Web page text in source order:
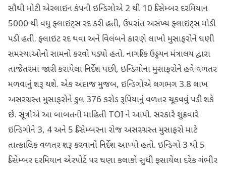
સૌથી મોટી એરલાઇન કંપની ઇન્ડિગોએ 2 થી 10 ડિસેમ્બર દરમિયાન
5000 થી વધુ ફ્લાઇટ્સ રદ કરી હતી, ઉપરાંત અસંખ્ય ફ્લાઇટ્સ મોડી
પડી હતી. ફ્લાઇટ રદ થવા અને વિલંબને કારણે લાખો મુસાફરોને ઘણી
સમસ્યાઓનો સામનો કરવો પડ્યો હતો. નાગરિક ઉડ્ડયન મંત્રાલય દ્વારા
તાજેતરમાં જારી કરાયેલા નિર્દેશ પછી, ઇન્ડિગોના મુસાફરોને હવે વળતર
મળવાનું શરૂ થશે. એક અંદાજ મુજબ, ઇન્ડિગોએ લગભગ 3.8 લાખ
અસરગ્રસ્ત મુસાફરોને કુલ 376 કરોડ રૂપિયાનું વળતર ચૂકવવું પડી શકે
છે. સૂત્રોએ આ બાબતની માહિતી TOI ને આપી. સરકારે શુક્રવારે
ઇન્ડિગોને 3, 4 અને 5 ડિસેમ્બરના રોજ અસરગ્રસ્ત મુસાફરો માટે
તાત્કાલિક વળતર શરૂ કરવાનો નિર્દેશ આપ્યો હતો. ઇન્ડિગો 3 થી 5
ડિસેમ્બર દરમિયાન એરપોર્ટ પર ઘણા કલાકો સુધી ફસાયેલા દરેક ગંભીર